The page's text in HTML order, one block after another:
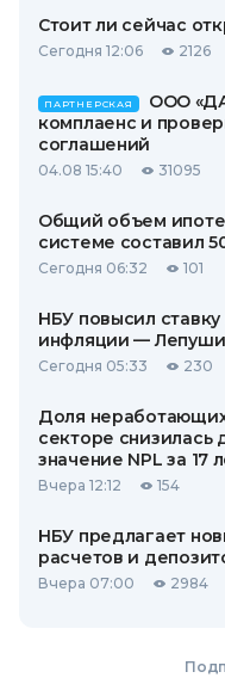
Стоит ли сейчас
Сегодня 12:06 2126
ПАРТНЕРСКАЯ
ООО
комплаенс и
соглашений
04.08 15:40 31095
Общий объем
системе составил
Сегодня 06:32 101
НБУ повысил
инфляции —
Сегодня 05:33 230
Доля
секторе снизилась
значение NPL за 17
Вчера 12:12 154
НБУ предлагает
расчетов и
Вчера 07:00 2984